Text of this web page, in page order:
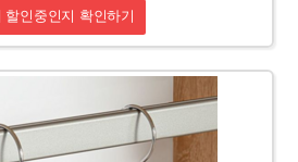
할인중인지 확인하기